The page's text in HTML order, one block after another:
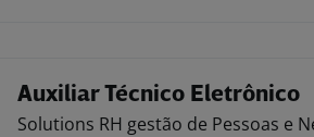
Auxiliar Técnico Eletrônico
Solutions RH gestão de Pessoas e